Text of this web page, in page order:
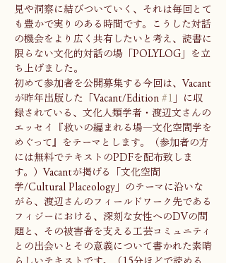
見や洞察に結びついていく、それは毎回とて
も豊かで実りのある時間です。こうした対話
の機会をより広く共有したいと考え、読書に
限らない文化的対話の場「POLYLOG」を立
ち上げました。
初めて参加者を公開募集する今回は、Vacant
が昨年出版した「Vacant/Edition #1 」に収
録されている、文化人類学者・渡辺文さんの
エッセイ『救いの編まれる場―文化空間学を
めぐって』をテーマとします。（参加者の方
には無料でテキストのPDFを配布致しま
す。）Vacantが掲げる「文化空間
学/Cultural Placeology」のテーマに沿いな
がら、渡辺さんのフィールドワーク先である
フィジーにおける、深刻な女性へのDVの問
題と、その被害者を支える工芸コミュニティ
との出会いとその意義について書かれた素晴
らしいテキストです。（15分ほどで読める